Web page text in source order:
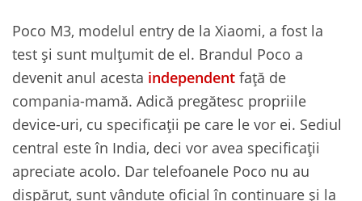
Poco M3, modelul entry de la Xiaomi, a fost la
test și sunt mulțumit de el. Brandul Poco a
devenit anul acesta independent față de
compania-mamă. Adică pregătesc propriile
device-uri, cu specificații pe care le vor ei. Sediul
central este în India, deci vor avea specificații
apreciate acolo. Dar telefoanele Poco nu au
dispărut, sunt vândute oficial în continuare și la